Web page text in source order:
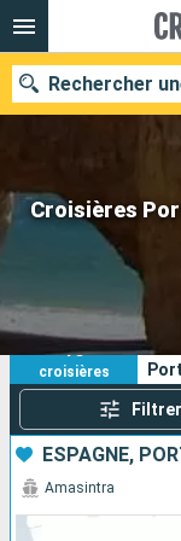
Croisières
Rechercher
Nos
Mois de départ
10
croisières
Vos
Filtrer
ESPAGNE,
Amasintra